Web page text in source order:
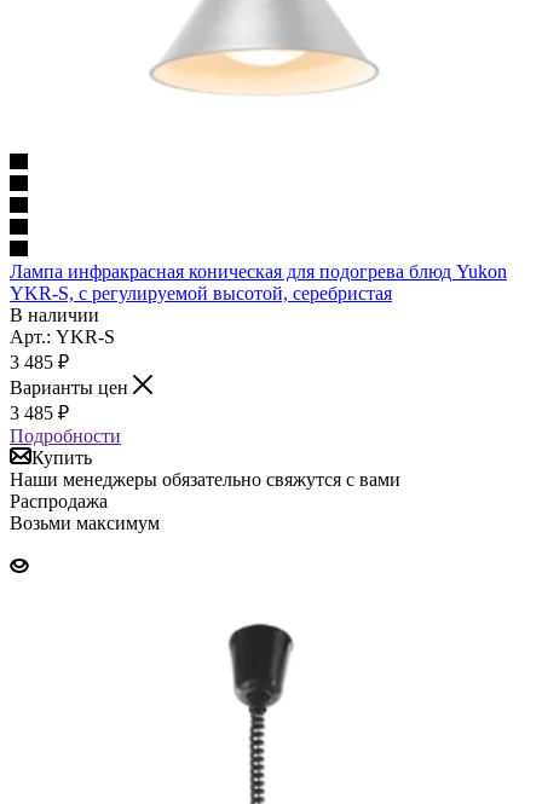
Лампа инфракрасная коническая для подогрева блюд Yukon
YKR-S, с регулируемой высотой, серебристая
В наличии
Арт.: YKR-S
3 485 ₽
Варианты цен
3 485 ₽
Подробности
Купить
Наши менеджеры обязательно свяжутся с вами
Распродажа
Возьми максимум